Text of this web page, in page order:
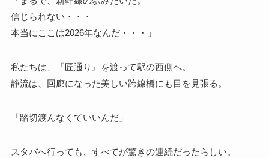
信じられない・・・
本当にここは2026年なんだ・・・」
私たちは、『匠通り』を渡って駅の西側へ。
静流は、回廊になった美しい跨線橋にも目を見張る。
「踏切渡んなくていいんだ」
スタバへ行っても、すべてが驚きの連続だったらしい。